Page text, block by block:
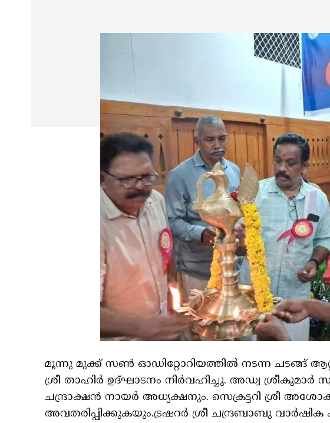
മൂന്നു മുക്ക് സൺ ഓഡിറ്റോറിയത്തിൽ നടന്ന ചടങ്ങ്
ശ്രീ താഹിർ ഉദ്ഘാടനം നിർവഹിച്ചു. അഡ്വ ശ്രീകുമാർ
ചന്ദ്രാക്ഷൻ നായർ അധ്യക്ഷനും. സെക്രട്ടറി ശ്രീ
അവതരിപ്പിക്കുകയും.ട്രഷറർ ശ്രീ ചന്ദ്രബാബു